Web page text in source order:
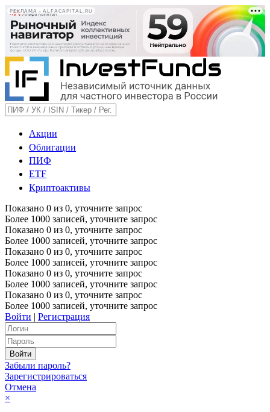
РЕКЛАМА • ALFACAPITAL.RU
Акции
Облигации
ПИФ
ETF
Криптоактивы
Показано 0 из 0, уточните запрос
Более 1000 записей, уточните запрос
Показано 0 из 0, уточните запрос
Более 1000 записей, уточните запрос
Показано 0 из 0, уточните запрос
Более 1000 записей, уточните запрос
Показано 0 из 0, уточните запрос
Более 1000 записей, уточните запрос
Показано 0 из 0, уточните запрос
Более 1000 записей, уточните запрос
Войти | Регистрация
Забыли пароль?
Зарегистрироваться
Отмена
×